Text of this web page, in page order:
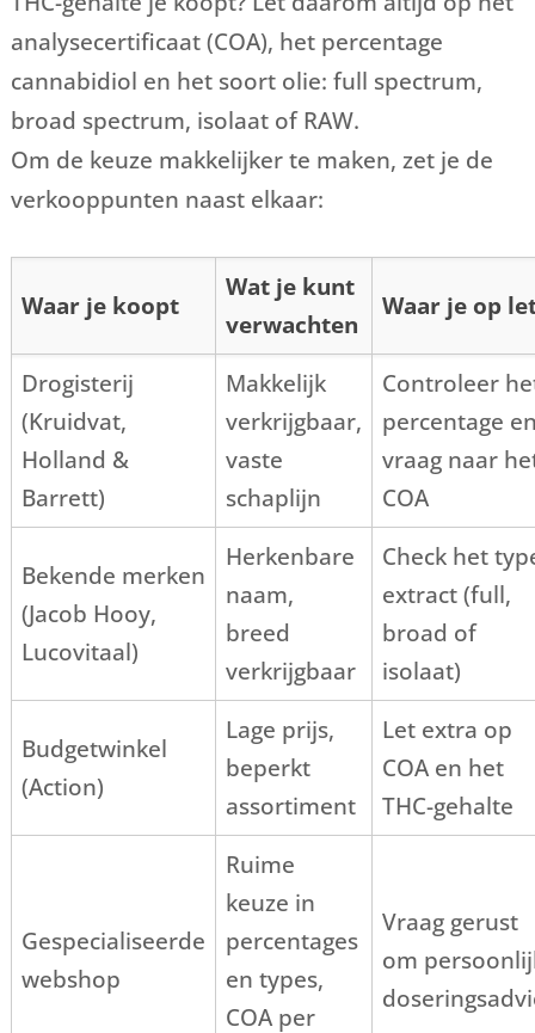
analysecertificaat (COA), het percentage
cannabidiol en het soort olie: full spectrum,
broad spectrum, isolaat of RAW.
Om de keuze makkelijker te maken, zet je de
verkooppunten naast elkaar:
Waar je koopt
Wat je kunt
verwachten
Waar je op
Drogisterij
(Kruidvat,
Holland &
Barrett)
Makkelijk
verkrijgbaar,
vaste
schaplijn
Controleer
percentage
vraag naar
COA
Bekende merken
(Jacob Hooy,
Lucovitaal)
Herkenbare
naam,
breed
verkrijgbaar
Check het
extract (full,
broad of
isolaat)
Budgetwinkel
(Action)
Lage prijs,
beperkt
assortiment
Let extra op
COA en het
THC-gehalte
Gespecialiseerde
webshop
Ruime
keuze in
percentages
en types,
COA per
Vraag gerust
om